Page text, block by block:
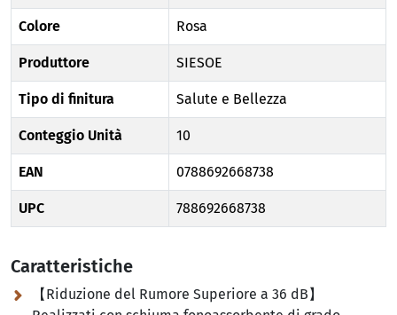
Colore Rosa
Produttore SIESOE
Tipo di finitura Salute e Bellezza
Conteggio Unità 10
EAN 0788692668738
UPC 788692668738
Caratteristiche
【Riduzione del Rumore Superiore a 36 dB】